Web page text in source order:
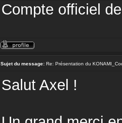
Compte officiel
Sujet du message: Re: Présentation du
Salut Axel !